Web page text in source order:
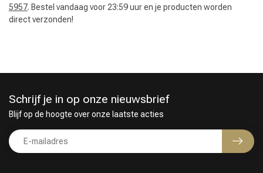
5957. Bestel vandaag voor 23:59 uur en je producten worden
direct verzonden!
Schrijf je in op onze nieuwsbrief
Blijf op de hoogte over onze laatste acties